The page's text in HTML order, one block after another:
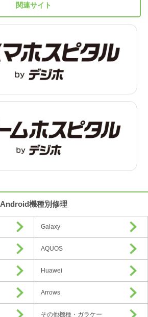
関連サイト
Android機種別修理
Galaxy
AQUOS
Huawei
Arrows
その他機種・ガラケー